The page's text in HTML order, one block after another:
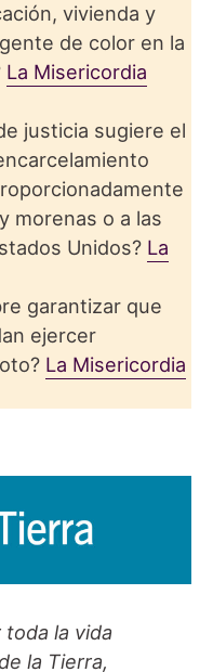
vivienda y
de color en la
La Misericordia
justicia sugiere el
morenas o a las
Unidos? La
garantizar que
ejercer
La Misericordia
la vida
la Tierra,